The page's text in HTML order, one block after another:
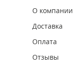
О компании
Доставка
Оплата
Отзывы